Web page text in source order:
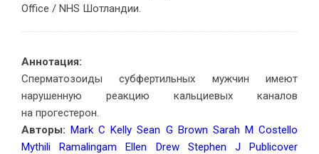
Office / NHS Шотландии.
Аннотация:
Сперматозоиды субфертильных мужчин имеют
нарушенную реакцию кальциевых каналов
на прогестерон.
Авторы:Mark C Kelly Sean G Brown Sarah M Costello
Mythili Ramalingam Ellen Drew Stephen J Publicover